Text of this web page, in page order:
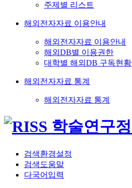
주제별 리스트
해외전자자료 이용안내
해외전자자료 이용안내
해외DB별 이용권한
대학별 해외DB 구독현황
해외전자자료 통계
해외전자자료 통계
검색환경설정
검색도움말
다국어입력